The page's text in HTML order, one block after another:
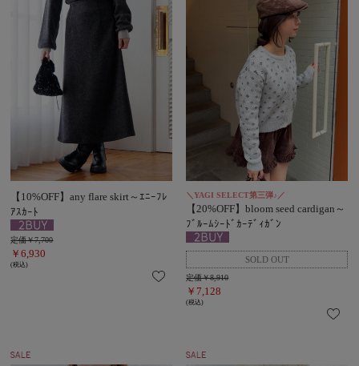
【10%OFF】any flare skirt～ｴﾆｰﾌﾚ
ｱｽｶｰﾄ
定価￥7,700
￥6,930
(税込)
＼YAGI SELECT第三弾♪／
【20%OFF】bloom seed cardigan～
ﾌﾞﾙｰﾑｼｰﾄﾞｶｰﾃﾞｨｶﾞﾝ
定価￥8,910
￥7,128
(税込)